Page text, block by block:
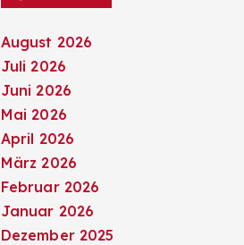
August 2026
Juli 2026
Juni 2026
Mai 2026
April 2026
März 2026
Februar 2026
Januar 2026
Dezember 2025